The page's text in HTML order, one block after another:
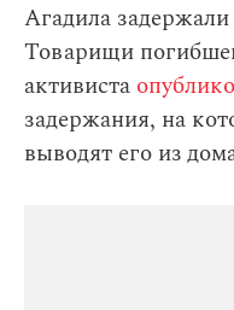
Агадила
Товарищи
активиста
задержания, на
выводят его из